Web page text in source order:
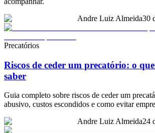
Andre Luiz Almeida30
Precatórios
Riscos de ceder um precatório: o
saber
Guia completo sobre riscos de ceder um
abusivo, custos escondidos e como evitar
Andre Luiz Almeida24